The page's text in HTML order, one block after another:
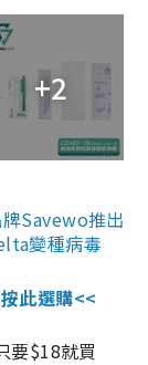
+2
Savewo推出
變種病毒
此選購<<
要$18就買